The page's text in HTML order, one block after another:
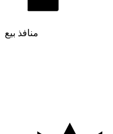
منافذ بيع